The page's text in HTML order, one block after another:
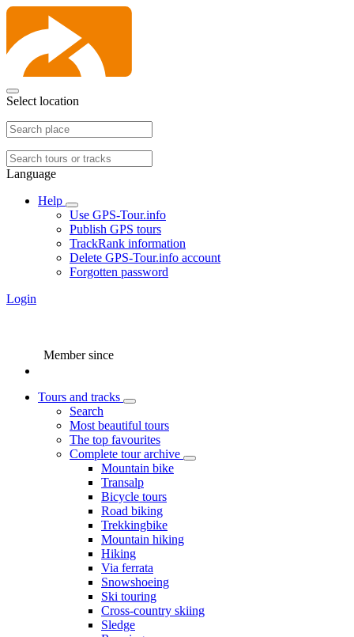
Select location
Language
Help
Use GPS-Tour.info
Publish GPS tours
TrackRank information
Delete GPS-Tour.info account
Forgotten password
Login
Member since
Tours and tracks
Search
Most beautiful tours
The top favourites
Complete tour archive
Mountain bike
Transalp
Bicycle tours
Road biking
Trekkingbike
Mountain hiking
Hiking
Via ferrata
Snowshoeing
Ski touring
Cross-country skiing
Sledge